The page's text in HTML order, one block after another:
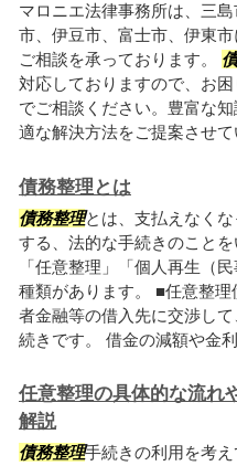
マロニエ法律事務所は、三
市、伊豆市、富士市、伊東
ご相談を承っております。
対応しておりますので、お
でご相談ください。豊富な
適な解決方法をご提案させて
債務整理とは
債務整理とは、支払えなく
する、法的な手続きのことを
「任意整理」「個人再生（
種類があります。 ■任意整
者金融等の借入先に交渉し
続きです。 借金の減額や金
任意整理の具体的な流れ
解説
債務整理手続きの利用を考